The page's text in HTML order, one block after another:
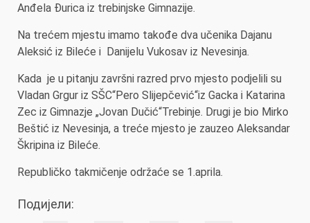
Anđela Đurica iz trebinjske Gimnazije.
Na trećem mjestu imamo takođe dva učenika Dajanu
Aleksić iz Bileće i Danijelu Vukosav iz Nevesinja.
Kada je u pitanju završni razred prvo mjesto podjelili su
Vladan Grgur iz SŠC“Pero Slijepčević“iz Gacka i Katarina
Zec iz Gimnazje „Jovan Dučić“Trebinje. Drugi je bio Mirko
Beštić iz Nevesinja, a treće mjesto je zauzeo Aleksandar
Škripina iz Bileće.
Republičko takmičenje održaće se 1.aprila.
Подијели: